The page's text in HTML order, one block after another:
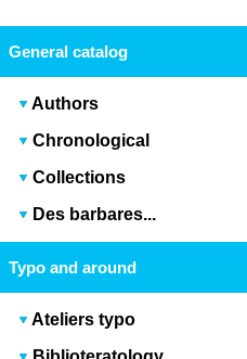
General catalog
Authors
Chronological
Collections
Des barbares...
Typo and around
Ateliers typo